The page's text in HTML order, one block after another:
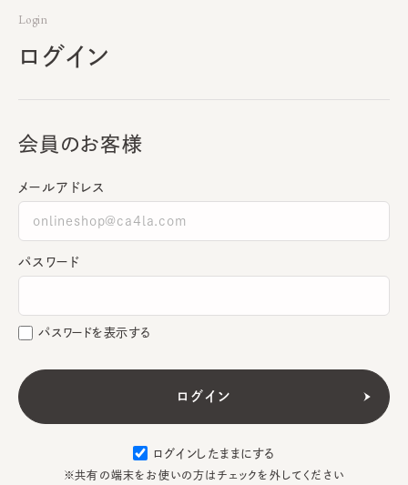
Login
ログイン
会員のお客様
メールアドレス
パスワード
パスワードを表示する
ログインしたままにする
※共有の端末をお使いの方はチェックを外してください